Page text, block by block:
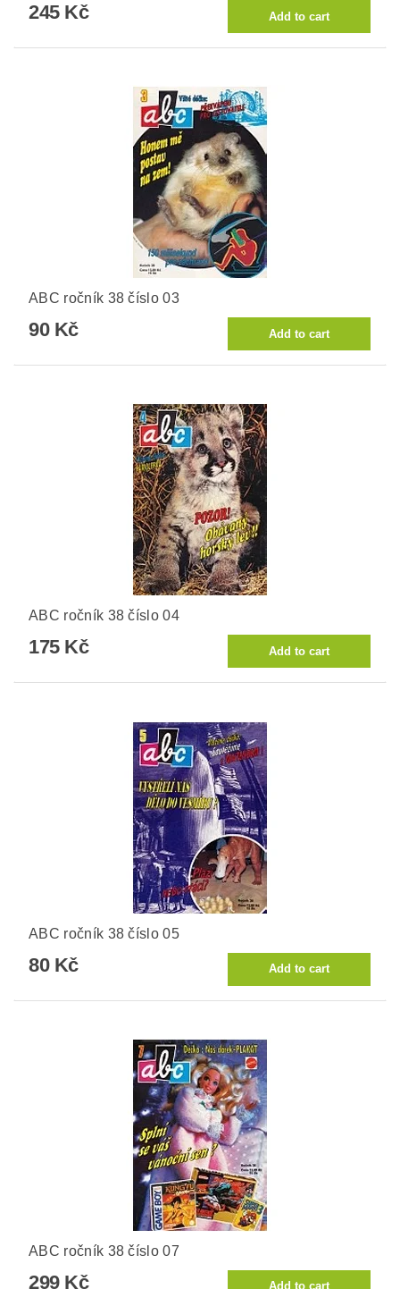
245 Kč
ABC ročník 38 číslo 03
90 Kč
ABC ročník 38 číslo 04
175 Kč
ABC ročník 38 číslo 05
80 Kč
ABC ročník 38 číslo 07
299 Kč